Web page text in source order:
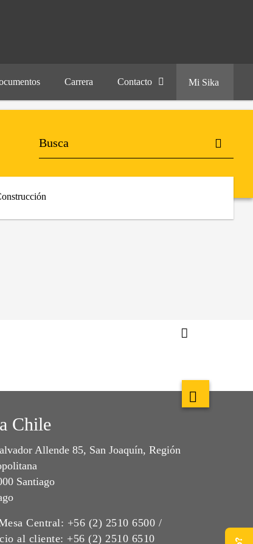
Carrera Contacto Mi Sika
Chile
Allende 85, San Joaquín, Región
Santiago
Central: +56 (2) 2510 6500 /
al cliente: +56 (2) 2510 6510